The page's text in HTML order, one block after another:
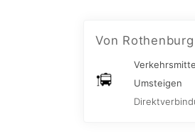
Von
Umsteigen